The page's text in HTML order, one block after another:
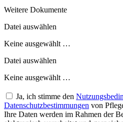
Weitere Dokumente
Datei auswählen
Keine ausgewählt …
Datei auswählen
Keine ausgewählt …
Ja, ich stimme den
Datenschutzbestimmungen von
Ihre Daten werden im Rahmen der